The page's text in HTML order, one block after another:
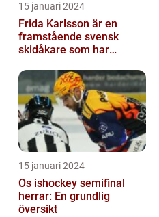
15 januari 2024
Frida Karlsson är en
framstående svensk
skidåkare som har
med sin talang och pr...
15 januari 2024
Os ishockey semifinal
herrar: En grundlig
översikt